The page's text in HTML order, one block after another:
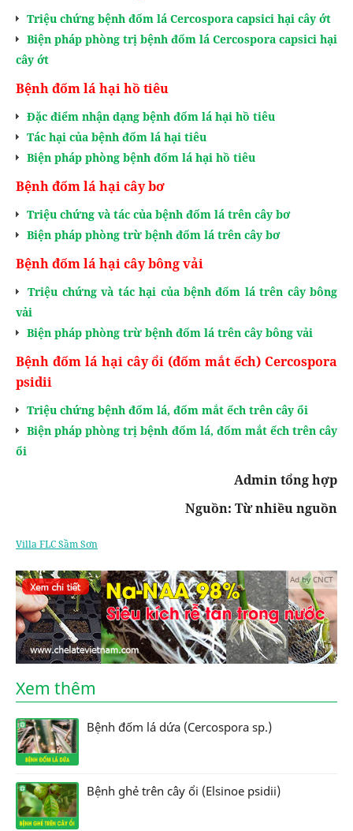
Triệu chứng bệnh đốm lá Cercospora capsici hại cây ớt
Biện pháp phòng trị bệnh đốm lá Cercospora capsici hại
cây ớt
Bệnh đốm lá hại hồ tiêu
Đặc điểm nhận dạng bệnh đốm lá hại hồ tiêu
Tác hại của bệnh đốm lá hại tiêu
Biện pháp phòng bệnh đốm lá hại hồ tiêu
Bệnh đốm lá hại cây bơ
Triệu chứng và tác của bệnh đốm lá trên cây bơ
Biện pháp phòng trừ bệnh đốm lá trên cây bơ
Bệnh đốm lá hại cây bông vải
Triệu chứng và tác hại của bệnh đốm lá trên cây bông
vải
Biện pháp phòng trừ bệnh đốm lá trên cây bông vải
Bệnh đốm lá hại câyổi (đốm mắt ếch) Cercospora
psidii
Triệu chứng bệnh đốm lá, đốm mắt ếch trên cây ổi
Biện pháp phòng trị bệnh đốm lá, đốm mắt ếch trên cây
ổi
Admin tổng hợp
Nguồn: Từ nhiều nguồn
Villa FLC Sầm Sơn
Ad by CNCT
Xem thêm
Bệnh đốm lá dứa (Cercospora sp.)
Bệnh ghẻ trên cây ổi (Elsinoe psidii)